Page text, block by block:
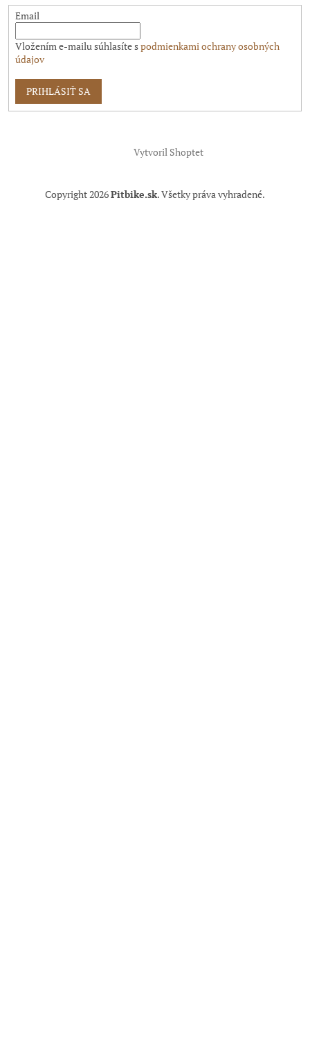
Email
Vložením e-mailu súhlasíte spodmienkami ochrany osobných
údajov
PRIHLÁSIŤ SA
Vytvoril Shoptet
Copyright 2026Pitbike.sk. Všetky práva vyhradené.